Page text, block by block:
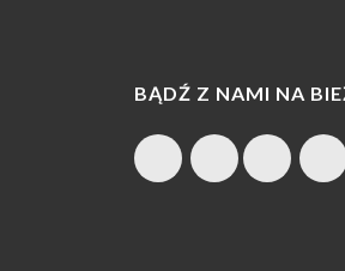
BĄDŹ Z NAMI NA